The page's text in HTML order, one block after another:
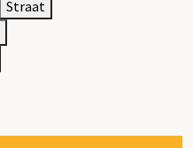
Straat